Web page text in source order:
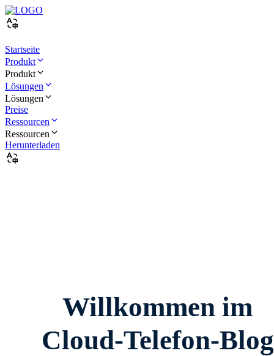
Startseite
Produkt
Produkt
Lösungen
Lösungen
Preise
Ressourcen
Ressourcen
Herunterladen
Willkommen im
Cloud-Telefon-Blog